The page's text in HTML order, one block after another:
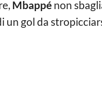
Mbappé non
un gol da